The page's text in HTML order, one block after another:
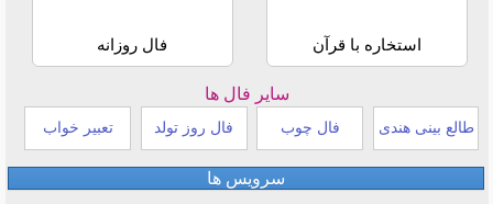
استخاره با قرآن فال روزانه
سایر فال ها
طالع بینی هندی فال چوب فال روز تولد تعبیر خواب
سرویس ها